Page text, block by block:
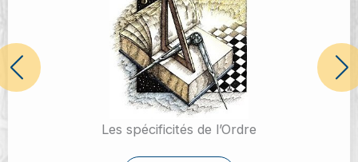
Les spécificités de l’Ordre